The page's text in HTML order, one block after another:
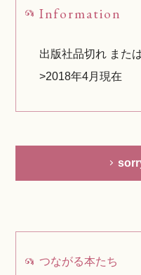
Information
出版社品切れ また
>2018年4月現在
つながる本たち